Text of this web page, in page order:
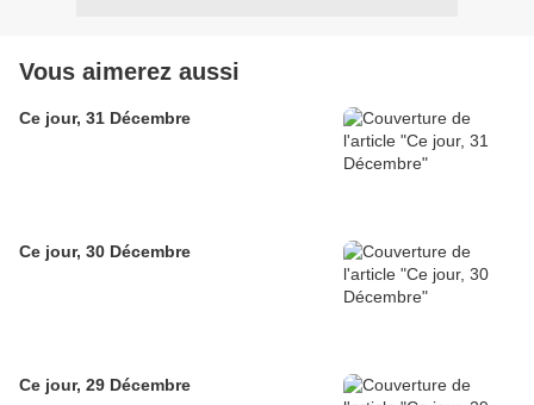
Vous aimerez aussi
Ce jour, 31 Décembre
Ce jour, 30 Décembre
Ce jour, 29 Décembre